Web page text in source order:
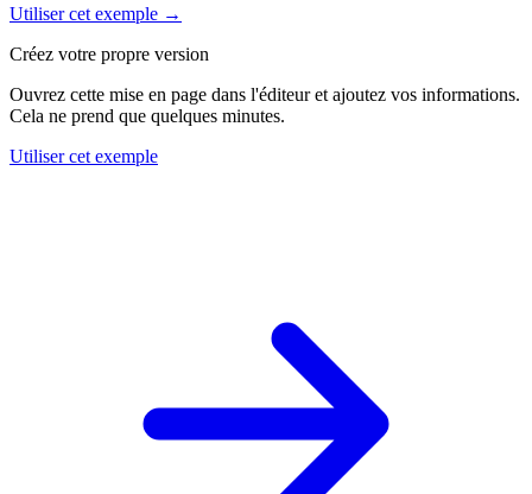
Utiliser cet exemple →
Créez votre propre version
Ouvrez cette mise en page dans l'éditeur et ajoutez vos informations.
Cela ne prend que quelques minutes.
Utiliser cet exemple